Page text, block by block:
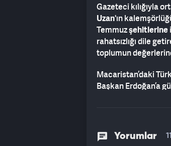
Gazeteci kılığıyla
Uzan'ın
Temmuzşehitlerine
rahatsızlığı dile
toplumun
Macaristan’daki
Başkan Erdoğan’a
“Gazeteci değiller ”, “
Yorumlar